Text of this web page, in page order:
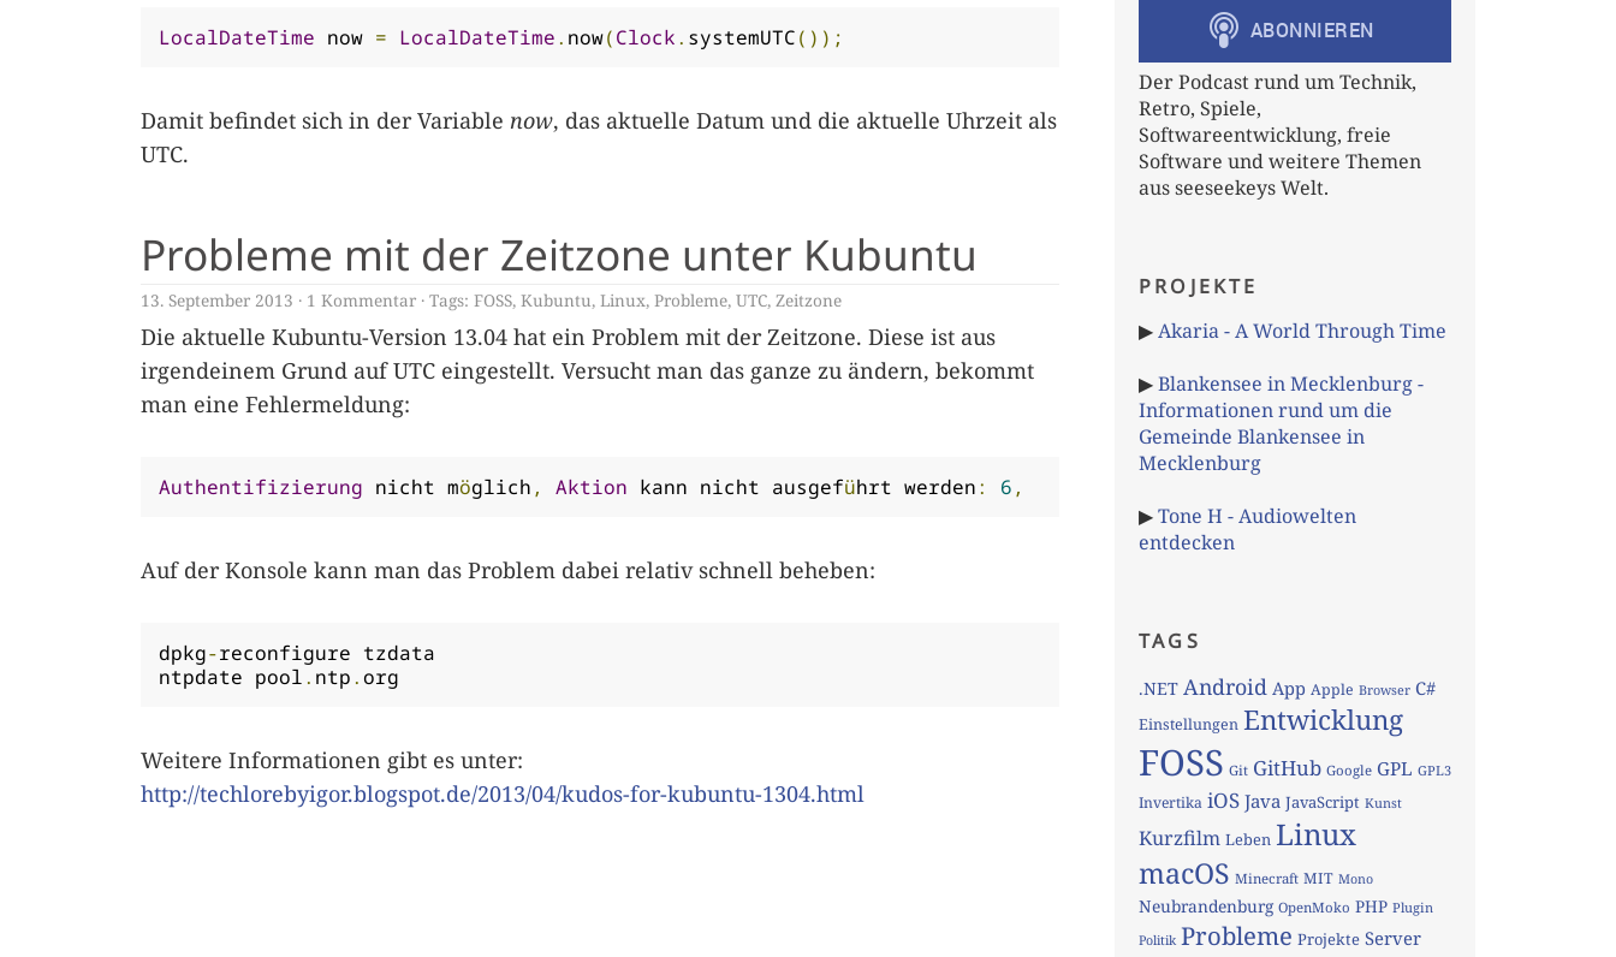
LocalDateTime now = LocalDateTime. now(Clock. systemUTC());
Damit befindet sich in der Variable now, das aktuelle Datum und die aktuelle Uhrzeit als
UTC.
Probleme mit der Zeitzone unter Kubuntu
13. September 2013 1 Kommentar Tags: FOSS, Kubuntu, Linux, Probleme, UTC, Zeitzone
Die aktuelle Kubuntu-Version 13.04 hat ein Problem mit der Zeitzone. Diese ist aus
irgendeinem Grund auf UTC eingestellt. Versucht man das ganze zu ändern, bekommt
man eine Fehlermeldung:
Authentifizierung nicht möglich , Aktion kann nicht ausgeführt werden: 6 ,
Auf der Konsole kann man das Problem dabei relativ schnell beheben:
dpkg-reconfigure tzdata
ntpdate pool. ntp.org
Weitere Informationen gibt es unter:
http://techlorebyigor.blogspot.de/2013/04/kudos-for-kubuntu-1304.html
Der Podcast rund um Technik,
Retro, Spiele,
Softwareentwicklung, freie
Software und weitere Themen
aus seeseekeys Welt.
PROJEKTE
▶Akaria - A World Through Time
▶Blankensee in Mecklenburg -
Informationen rund um die
Gemeinde Blankensee in
Mecklenburg
▶Tone H - Audiowelten
entdecken
TAGS
.NET Android App Apple Browser C#
Einstellungen Entwicklung
FOSS Git GitHub Google GPL GPL3
Invertika iOS Java JavaScript Kunst
Kurzfilm Leben Linux
macOS Minecraft MIT Mono
Neubrandenburg OpenMoko PHP Plugin
Politik Probleme Projekte Server